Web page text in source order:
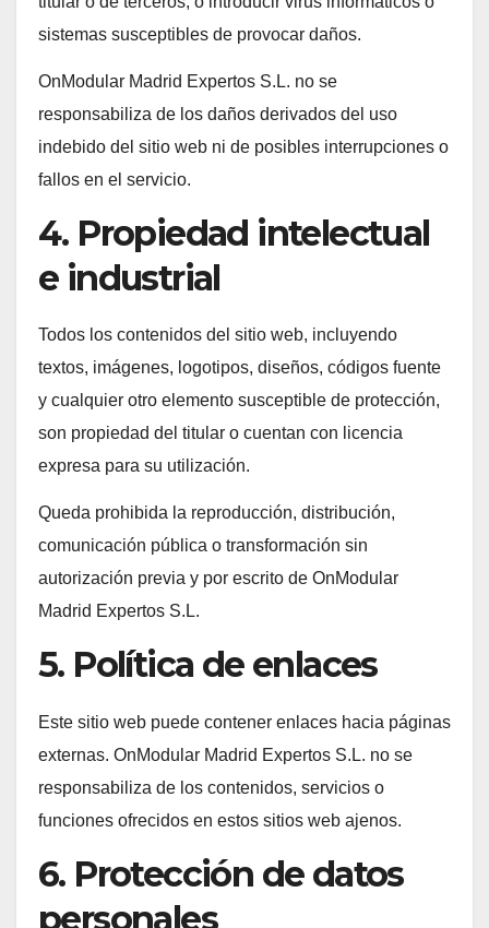
sistemas susceptibles de provocar daños.
OnModular Madrid Expertos S.L. no se
responsabiliza de los daños derivados del uso
indebido del sitio web ni de posibles interrupciones o
fallos en el servicio.
4. Propiedad intelectual
e industrial
Todos los contenidos del sitio web, incluyendo
textos, imágenes, logotipos, diseños, códigos fuente
y cualquier otro elemento susceptible de protección,
son propiedad del titular o cuentan con licencia
expresa para su utilización.
Queda prohibida la reproducción, distribución,
comunicación pública o transformación sin
autorización previa y por escrito de OnModular
Madrid Expertos S.L.
5. Política de enlaces
Este sitio web puede contener enlaces hacia páginas
externas. OnModular Madrid Expertos S.L. no se
responsabiliza de los contenidos, servicios o
funciones ofrecidos en estos sitios web ajenos.
6. Protección de datos
personales